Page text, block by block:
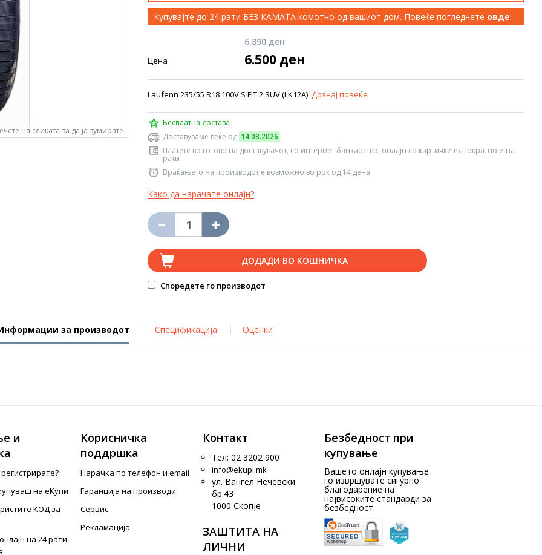
на сликата за да ја зумирате
Купувајте до 24 рати БЕЗ КАМАТА комотно од вашиот дом. Повеќе погледнете овде!
6.890 ден
Цена 6.500 ден
Laufenn 235/55 R18 100V S FIT 2 SUV (LK12A) Дознај повеќе
Бесплатна достава
Доставуваме веќе од 14.08.2026
Платете во готово на доставувачот, со интернет банкарство, онлајн со картички еднократно и на
рати
Враќањето на производот е возможно во рок од 14 дена
Како да нарачате онлајн?
ДОДАДИ ВО КОШНИЧКА
Споредете го производот
за производот Спецификација Оценки
и
на еКупи
КОД за
на 24 рати
Корисничка
поддршка
Нарачка по телефон и еmail
Гаранција на производи
Сервис
Рекламација
Контакт
Тел: 02 3202 900
info@ekupi.mk
ул. Вангел Нечевски
бр.43
1000 Скопје
ЗАШТИТА НА
ЛИЧНИ
Безбедност при
купување
Вашето онлајн купување
го извршувате сигурно
благодарение на
највисоките стандарди за
безбедност.